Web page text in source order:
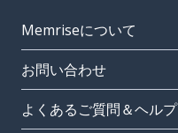
Memriseについて
お問い合わせ
よくあるご質問＆ヘルプ